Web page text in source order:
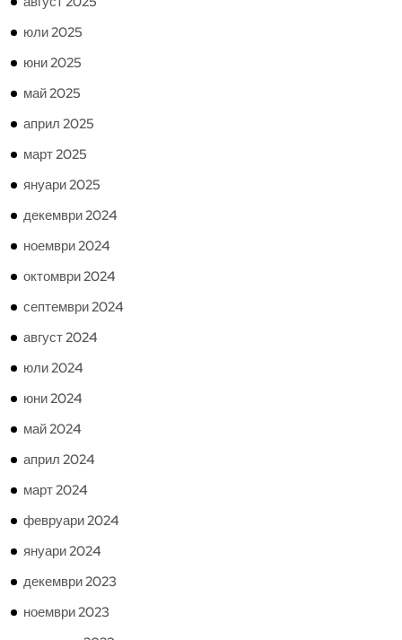
юли 2025
юни 2025
май 2025
април 2025
март 2025
януари 2025
декември 2024
ноември 2024
октомври 2024
септември 2024
август 2024
юли 2024
юни 2024
май 2024
април 2024
март 2024
февруари 2024
януари 2024
декември 2023
ноември 2023